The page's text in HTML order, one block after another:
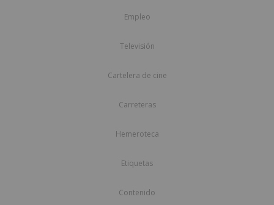
Empleo
Televisión
Cartelera de cine
Carreteras
Hemeroteca
Etiquetas
Contenido